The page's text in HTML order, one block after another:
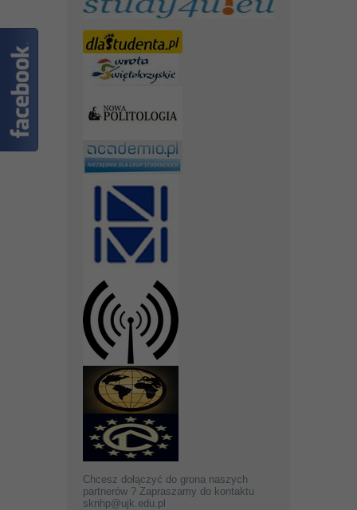
Chcesz dołączyć do grona naszych
partnerów ? Zapraszamy do kontaktu
sknhp@ujk.edu.pl